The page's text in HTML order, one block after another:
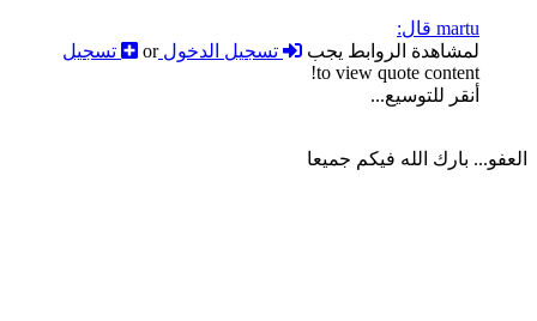
martu قال:
لمشاهدة الروابط يجب
تسجيل الدخولor
تسجيل
to view quote content!
أنقر للتوسيع...
العفو... بارك الله فيكم جميعا